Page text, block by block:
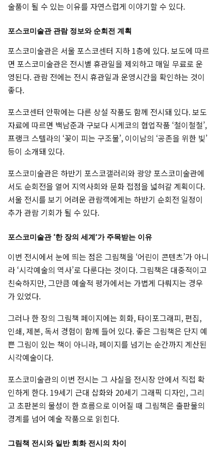
술품이 될 수 있는 이유를 자연스럽게 이야기할 수 있다.
포스코미술관 관람 정보와 순회전 계획
포스코미술관은 서울 포스코센터 지하 1층에 있다. 보도에 따르
면 포스코미술관은 전시별 휴관일을 제외하고 매일 무료로 운
영된다. 관람 전에는 전시 휴관일과 운영시간을 확인하는 것이
좋다.
포스코센터 안팎에는 다른 상설 작품도 함께 전시돼 있다. 보도
자료에 따르면 백남준과 구보다 시게코의 협업작품 ‘철이철철’,
프랭크 스텔라의 ‘꽃이 피는 구조물’, 이이남의 ‘공존을 위한 빛’
등이 소개돼 있다.
포스코미술관은 하반기 포스코갤러리와 광양 포스코미술관에
서도 순회전을 열어 지역사회와 문화 접점을 넓혀갈 계획이다.
서울 전시를 보기 어려운 관람객에게는 하반기 순회전 일정이
추가 관람 기회가 될 수 있다.
포스코미술관 ‘한 장의 세계’가 주목받는 이유
이번 전시에서 눈에 띄는 점은 그림책을 ‘어린이 콘텐츠’가 아니
라 ‘시각예술의 역사’로 다룬다는 것이다. 그림책은 대중적이고
친숙하지만, 그만큼 예술적 평가에서는 가볍게 다뤄지는 경우
가 있었다.
그러나 한 장의 그림책 페이지에는 회화, 타이포그래피, 편집,
인쇄, 제본, 독서 경험이 함께 들어 있다. 좋은 그림책은 단지 예
쁜 그림이 있는 책이 아니라, 페이지를 넘기는 순간까지 계산된
시각예술이다.
포스코미술관의 이번 전시는 그 사실을 전시장 안에서 직접 확
인하게 한다. 19세기 근대 삽화와 20세기 그래픽 디자인, 그리
고 초판본의 물성이 한 흐름으로 이어질 때 그림책은 출판물의
경계를 넘어 예술 작품으로 읽힌다.
그림책 전시와 일반 회화 전시의 차이